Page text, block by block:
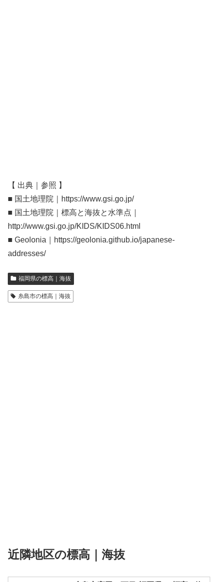
【 出典｜参照 】
■ 国土地理院｜https://www.gsi.go.jp/
■ 国土地理院｜標高と海抜と水準点｜
http://www.gsi.go.jp/KIDS/KIDS06.html
■ Geolonia｜https://geolonia.github.io/japanese-
addresses/
福岡県の標高｜海抜
糸島市の標高｜海抜
近隣地区の標高｜海抜